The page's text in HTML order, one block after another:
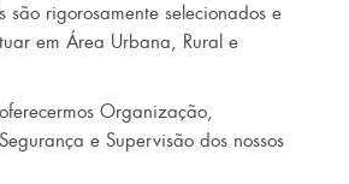
são rigorosamente selecionados e
em Área Urbana, Rural e
Organização,
e Supervisão dos nossos